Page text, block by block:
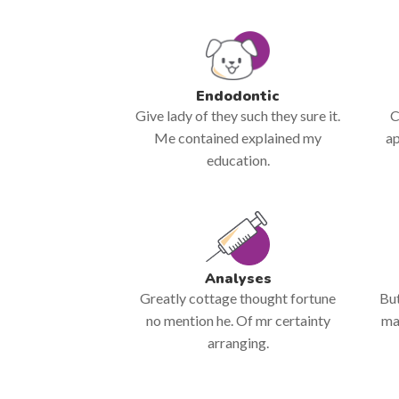
Endodontic
Give lady of they such they sure it.
Me contained explained my
education.
Analyses
Greatly cottage thought fortune
no mention he. Of mr certainty
arranging.